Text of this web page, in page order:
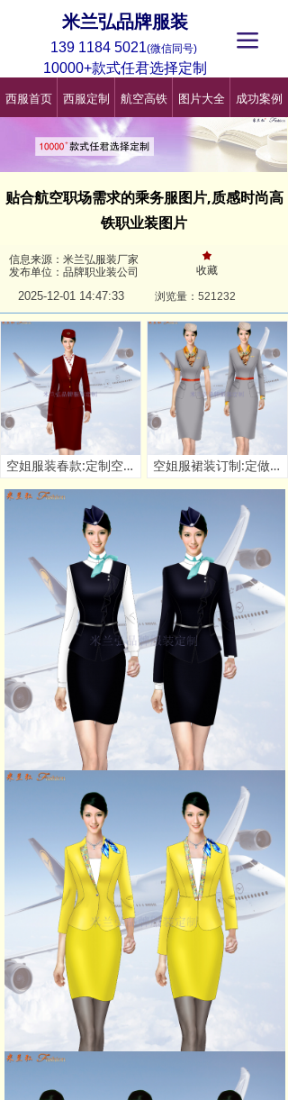
米兰弘品牌服装
西服首页 西服定制 航空高铁 图片大全 成功案例
끀
139 1184 5021(微信同号)
10000+款式任君选择定制
贴合航空职场需求的乘务服图片,质感时尚高
铁职业装图片
2025-12-01 14:47:33 浏览量：521232
끄
收藏
信息来源：米兰弘服装厂家
发布单位：品牌职业装公司
空姐服装春款:定制空姐春秋季套装款式 - 米兰弘服装厂家 空姐服裙装订制:定做空姐服连衣裙套装价格 - 米兰弘厂家